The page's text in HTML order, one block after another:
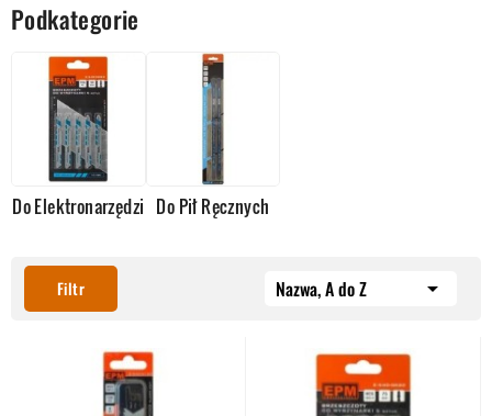
Podkategorie
Do Elektronarzędzi Do Pił Ręcznych
Filtr Nazwa, A do Z 